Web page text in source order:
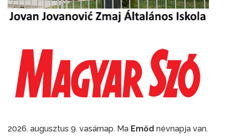
2026. augusztus 9. vasárnap. Ma Emőd névnapja van.